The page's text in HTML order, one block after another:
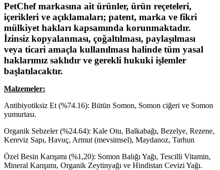
PetChef markasına ait ürünler, ürün reçeteleri,
içerikleri ve açıklamaları; patent, marka ve fikri
mülkiyet hakları kapsamında korunmaktadır.
İzinsiz kopyalanması, çoğaltılması, paylaşılması
veya ticari amaçla kullanılması halinde tüm yasal
haklarımız saklıdır ve gerekli hukuki işlemler
başlatılacaktır.
Malzemeler:
Antibiyotiksiz Et (%74.16): Bütün Somon, Somon ciğeri ve Somon
yumurtası.
Organik Sebzeler (%24.64): Kale Otu, Balkabağı, Bezelye, Rezene,
Kereviz Sapı, Havuç, Armut (mevsimsel), Maydanoz, Tarhun
Özel Besin Karışımı (%1,20): Somon Balığı Yağı, Tescilli Vitamin,
Mineral Karışımı, Organik Zeytinyağı ve Hindistan Cevizi Yağı.